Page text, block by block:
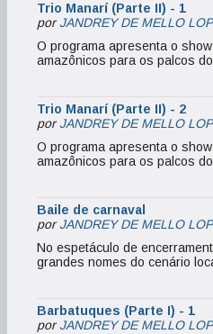
Trio Manarí (Parte II) - 1
porJANDREY DE MELLO
O programa apresenta o
amazônicos para os palcos
Trio Manarí (Parte II) - 2
porJANDREY DE MELLO
O programa apresenta o
amazônicos para os palcos
Baile de carnaval
porJANDREY DE MELLO
No espetáculo de
grandes nomes do cenário
Barbatuques (Parte I) - 1
porJANDREY DE MELLO